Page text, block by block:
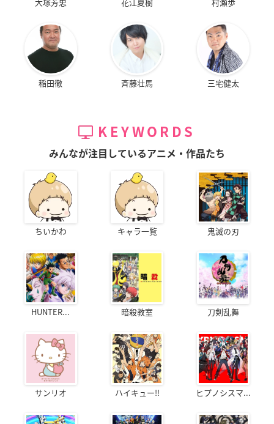
稲田徹 斉藤壮馬 三宅健太
KEYWORDS
みんなが注目しているアニメ・作品たち
ちいかわ キャラ一覧 鬼滅の刃
HUNTER... 暗殺教室 刀剣乱舞
サンリオ ハイキュー!! ヒプノシスマ...